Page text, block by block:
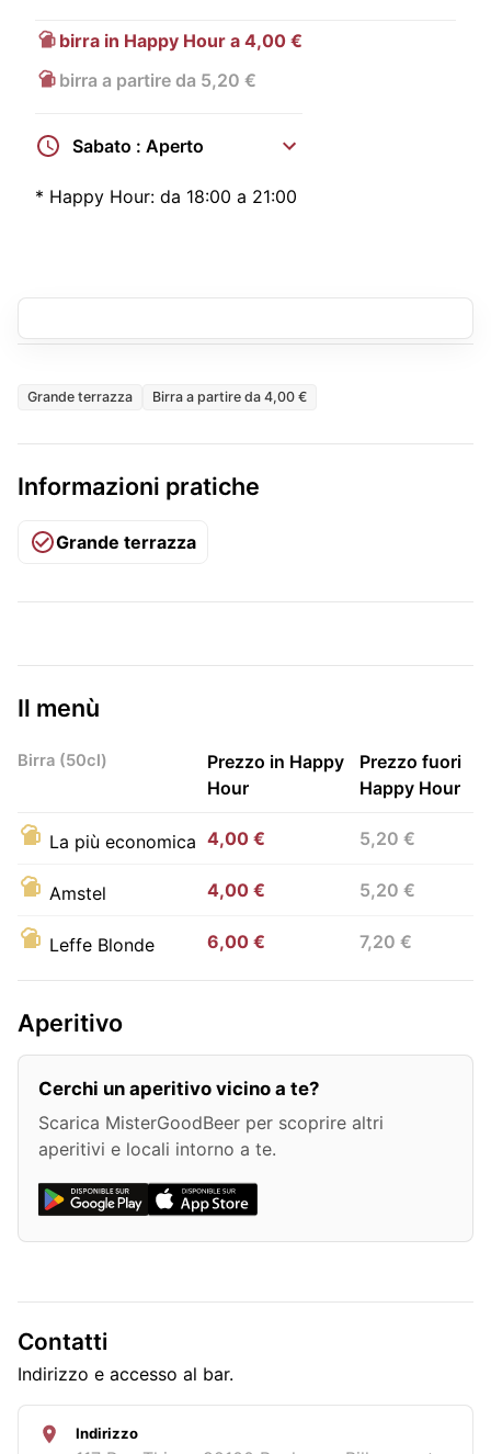
birra in Happy Hour a 4,00 €
birra a partire da 5,20 €
Sabato : Aperto
* Happy Hour: da 18:00 a 21:00
Grande terrazza Birra a partire da 4,00 €
Informazioni pratiche
Grande terrazza
Il menù
Birra (50cl)
Prezzo in Happy
Hour
Prezzo fuori
Happy Hour
La più economica 4,00 € 5,20 €
Amstel 4,00 € 5,20 €
Leffe Blonde 6,00 € 7,20 €
Aperitivo
Cerchi un aperitivo vicino a te?
Scarica MisterGoodBeer per scoprire altri
aperitivi e locali intorno a te.
Contatti
Indirizzo e accesso al bar.
Indirizzo